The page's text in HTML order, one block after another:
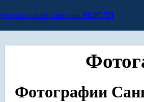
МЫСЛИ
Фотографии